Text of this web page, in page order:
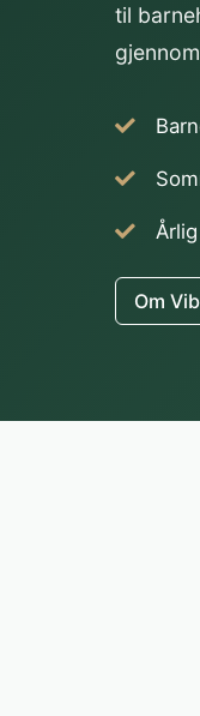
til
Om